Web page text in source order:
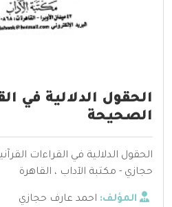
الحقول الدلالية في
الصحيحة
الحقول الدلالية في القراءات
حجازي - مكتبة الآداب ، القاهرة
المؤلف: احمد عارف حجازي